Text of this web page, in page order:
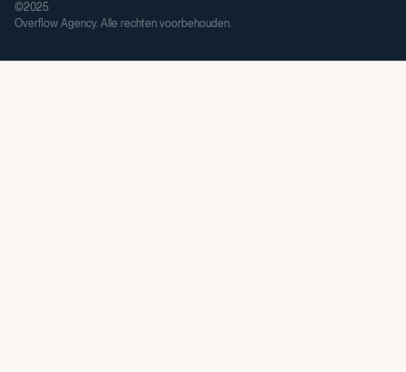
©2025
Overflow Agency. Alle rechten voorbehouden.